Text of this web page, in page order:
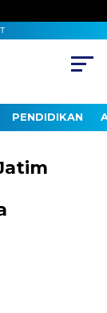
PENDIDIKAN